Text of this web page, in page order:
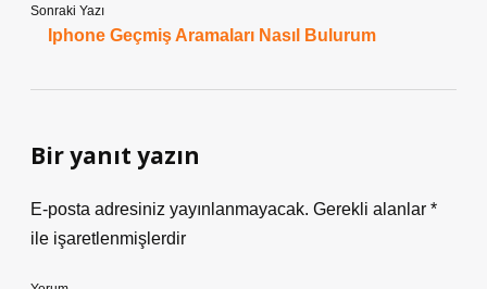
Sonraki Yazı
Iphone Geçmiş Aramaları Nasıl Bulurum
Bir yanıt yazın
E-posta adresiniz yayınlanmayacak. Gerekli alanlar *
ile işaretlenmişlerdir